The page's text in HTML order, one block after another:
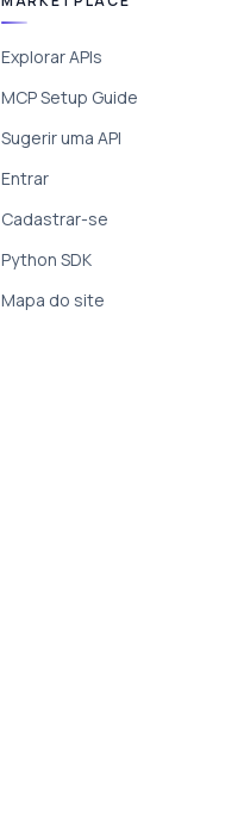
Explorar APIs
MCP Setup Guide
Sugerir uma API
Entrar
Cadastrar-se
Python SDK
Mapa do site